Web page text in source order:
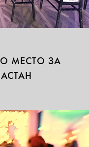
МЕСТО ЗА